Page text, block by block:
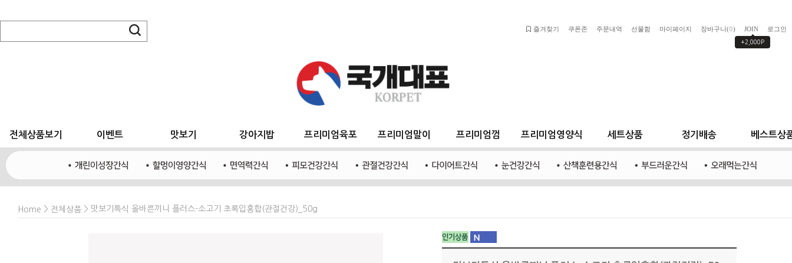
로그인
JOIN
+2,000P
장바구니(0)
마이페이지
선물함
주문내역
쿠폰존
즐겨찾기
전체상품보기 이벤트 맛보기 강아지밥 프리미엄육포 프리미엄말이 프리미엄껌 프리미엄영양식 세트상품 정기배송 베스트상
Home > 전체상품 > 맛보기특식 올바른끼니 플러스-소고기 초록입홍합(관절건강)_50g